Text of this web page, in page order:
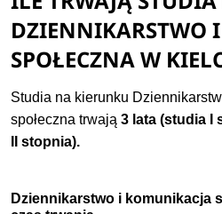
DZIENNIKARSTWO
SPOŁECZNA W
Studia na kierunku
społeczna trwają3 lata (studia I
II stopnia).
Dziennikarstwo i komunikacja